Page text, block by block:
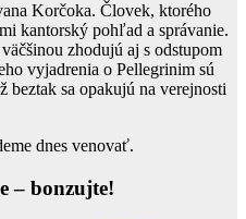
Korčoka. Človek, ktorého
kantorský pohľad a správanie.
zhodujú aj s odstupom
vyjadrenia o Pellegrinim sú
beztak sa opakujú na verejnosti
dnes venovať.
– bonzujte!